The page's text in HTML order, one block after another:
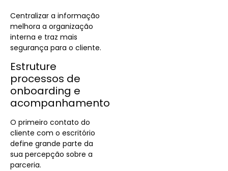
Centralizar a informação
melhora a organização
interna e traz mais
segurança para o cliente.
Estruture
processos de
onboarding e
acompanhamento
O primeiro contato do
cliente com o escritório
define grande parte da
sua percepção sobre a
parceria.